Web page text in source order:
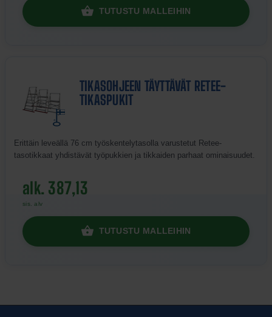
TUTUSTU MALLEIHIN
TIKASOHJEEN TÄYTTÄVÄT RETEE-
TIKASPUKIT
Erittäin leveällä 76 cm työskentelytasolla varustetut Retee-
tasotikkaat yhdistävät työpukkien ja tikkaiden parhaat ominaisuudet.
alk. 387,13
sis. alv
TUTUSTU MALLEIHIN